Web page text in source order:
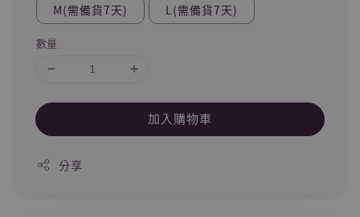
M(需備貨7天) L(需備貨7天)
數量
加入購物車
分享